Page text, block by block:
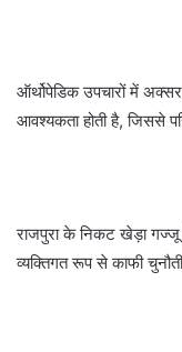
ऑर्थोपेडिक उपचारों में
आवश्यकता होती है, जिससे
राजपुरा के निकट खेड़ा गज्जू
व्यक्तिगत रूप से काफी